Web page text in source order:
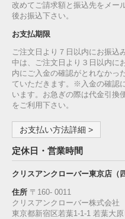
改めてご請求額と振込先をメー
後お振込下さい。
お支払期限
ご注文日より７日以内にお振込
中は、ご注文日より３日以内に
内にご入金の確認がとれなかっ
ていただきます。※入金の確認
います。お急ぎの際は代金引換
をご利用下さい。
お支払い方法詳細 >
定休日・営業時間
クリスアンクローバー東京店（
住所 〒160‐ 0011
クリスアンクローバー株式会社
東京都新宿区若葉1‐1-1 若葉大